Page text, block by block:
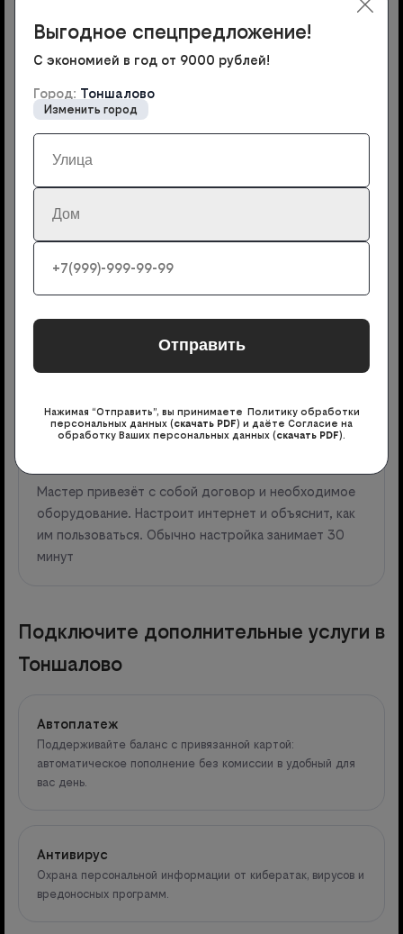
На этой странице выберите раздел с желаемым
типом тарифа.
Рядом с понравившимся предложением нажмите на
телефона в открывшейся форме заявки, чтобы
консультант смог вам перезвонить и уточнить
детали
2
удобное время для прихода мастера. Среднее
время ожидания прихода работника – 1-2 дня
Мастер привезёт с собой договор и необходимое
оборудование. Настроит интернет и объяснит, как
им пользоваться. Обычно настройка занимает 30
минут
Подключите дополнительные услуги в
Тоншалово
Автоплатеж
Поддерживайте баланс с привязанной картой:
автоматическое пополнение без комиссии в удобный для
вас день.
Антивирус
Охрана персональной информации от кибератак, вирусов и
вредоносных программ.
Выгодное спецпредложение!
С экономией в год от 9000 рублей!
Город: Тоншалово
Изменить город
Нажимая “Отправить”, вы принимаете Политику обработки
персональных данных (скачать PDF) и даёте Согласие на
обработку Ваших персональных данных (скачать PDF).